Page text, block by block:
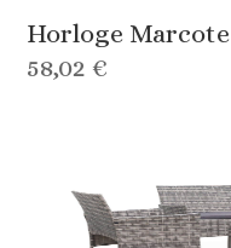
Horloge Marcote
58,02 €